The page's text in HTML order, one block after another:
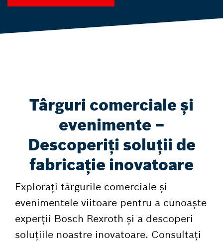
Târguri comerciale și
evenimente –
Descoperiți soluții de
fabricație inovatoare
Explorați târgurile comerciale și
evenimentele viitoare pentru a cunoaște
experții Bosch Rexroth și a descoperi
soluțiile noastre inovatoare. Consultați